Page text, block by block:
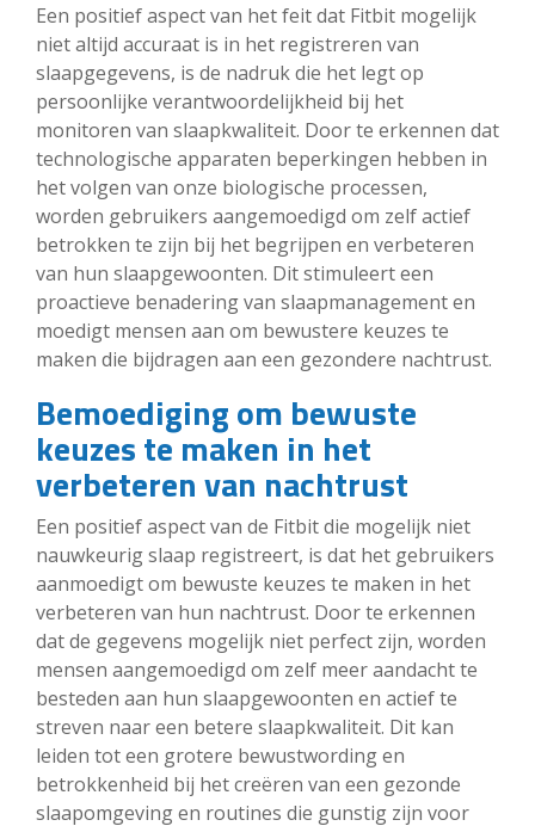
Een positief aspect van het feit dat Fitbit mogelijk
niet altijd accuraat is in het registreren van
slaapgegevens, is de nadruk die het legt op
persoonlijke verantwoordelijkheid bij het
monitoren van slaapkwaliteit. Door te erkennen dat
technologische apparaten beperkingen hebben in
het volgen van onze biologische processen,
worden gebruikers aangemoedigd om zelf actief
betrokken te zijn bij het begrijpen en verbeteren
van hun slaapgewoonten. Dit stimuleert een
proactieve benadering van slaapmanagement en
moedigt mensen aan om bewustere keuzes te
maken die bijdragen aan een gezondere nachtrust.
Bemoediging om bewuste
keuzes te maken in het
verbeteren van nachtrust
Een positief aspect van de Fitbit die mogelijk niet
nauwkeurig slaap registreert, is dat het gebruikers
aanmoedigt om bewuste keuzes te maken in het
verbeteren van hun nachtrust. Door te erkennen
dat de gegevens mogelijk niet perfect zijn, worden
mensen aangemoedigd om zelf meer aandacht te
besteden aan hun slaapgewoonten en actief te
streven naar een betere slaapkwaliteit. Dit kan
leiden tot een grotere bewustwording en
betrokkenheid bij het creëren van een gezonde
slaapomgeving en routines die gunstig zijn voor